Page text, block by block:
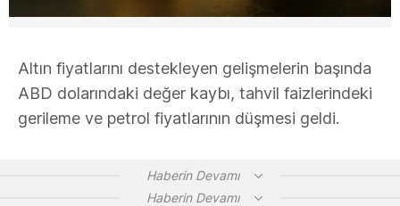
Altın fiyatlarını destekleyen gelişmelerin başında
ABD dolarındaki değer kaybı, tahvil faizlerindeki
gerileme ve petrol fiyatlarının düşmesi geldi.
Haberin Devamı
Haberin Devamı